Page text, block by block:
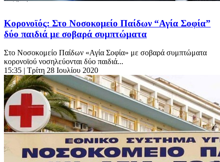
Κορονοϊός: Στο Νοσοκομείο Παίδων “Αγία Σοφία”
δύο παιδιά με σοβαρά συμπτώματα
Στο Νοσοκομείο Παίδων «Αγία Σοφία» με σοβαρά συμπτώματα
κορονοϊού νοσηλεύονται δύο παιδιά...
15:35 | Τρίτη 28 Ιουλίου 2020